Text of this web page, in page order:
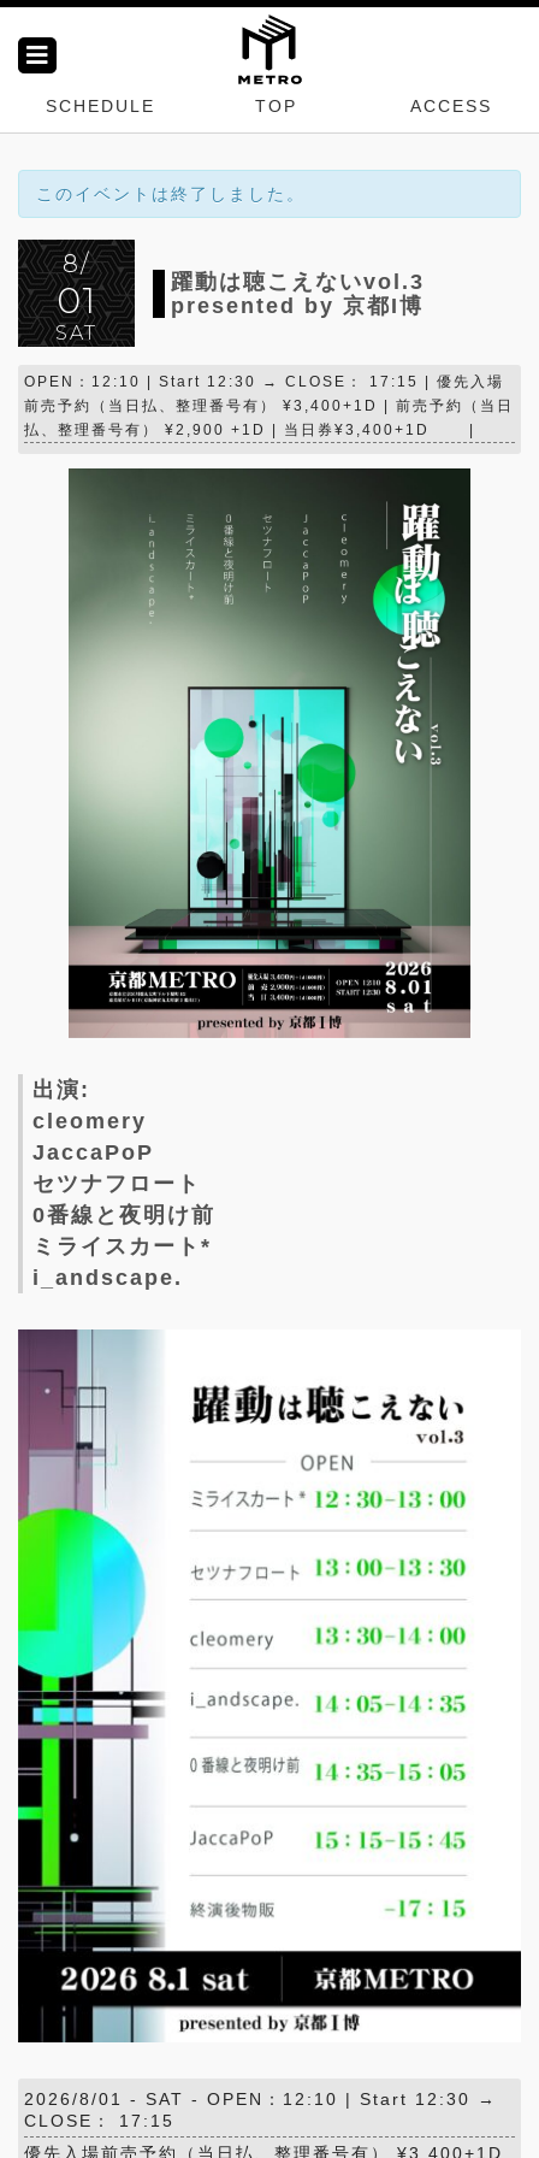
SCHEDULE TOP ACCESS
このイベントは終了しました。
8/
01
SAT
躍動は聴こえないvol.3
presented by 京都I博
OPEN：12:10 | Start 12:30 → CLOSE： 17:15 | 優先入場
前売予約（当日払、整理番号有） ¥3,400+1D | 前売予約（当日
払、整理番号有） ¥2,900 +1D | 当日券¥3,400+1D |
出演:
cleomery
JaccaPoP
セツナフロート
0番線と夜明け前
ミライスカート*
i_andscape.
2026/8/01 - SAT - OPEN：12:10 | Start 12:30 →
CLOSE： 17:15
優先入場前売予約（当日払、整理番号有） ¥3,400+1D